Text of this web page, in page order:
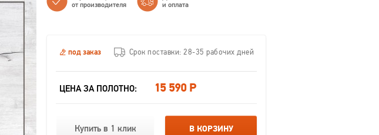
от производителя
и оплата
под заказ Срок поставки: 28-35 рабочих дней
ЦЕНА ЗА ПОЛОТНО: 15 590 Р
Купить в 1 клик В КОРЗИНУ